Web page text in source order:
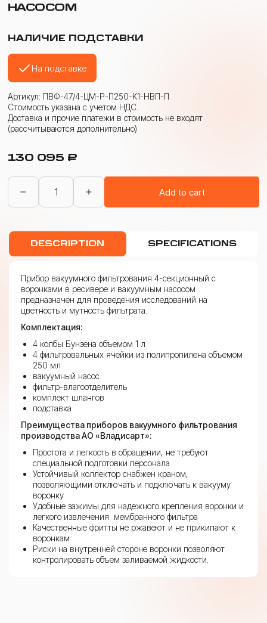
НАСОСОМ
НАЛИЧИЕ ПОДСТАВКИ
На подставке
Артикул: ПВФ-47/4-ЦМ-Р-П250-К1-НВП-П
Стоимость указана с учетом НДС.
Доставка и прочие платежи в стоимость не входят
(рассчитываются дополнительно)
130 095 ₽
ПВФ
исследований
и
мутность
4-
с
вакуумным
насосом
quantity
Add to cart
DESCRIPTION SPECIFICATIONS
Прибор вакуумного фильтрования 4-секционный с
воронками в ресивере и вакуумным насосом
предназначен для проведения исследований на
цветность и мутность фильтрата.
Комплектация:
4 колбы Бунзена объемом 1 л
4 фильтровальных ячейки из полипропилена объемом
250 мл
вакуумный насос
фильтр-влагоотделитель
комплект шлангов
подставка
Преимущества приборов вакуумного фильтрования
производства АО «Владисарт»:
Простота и легкость в обращении, не требуют
специальной подготовки персонала
Устойчивый коллектор снабжен краном,
позволяющими отключать и подключать к вакууму
воронку
Удобные зажимы для надежного крепления воронки и
легкого извлечения мембранного фильтра
Качественные фритты не ржавеют и не прикипают к
воронкам
Риски на внутренней стороне воронки позволяют
контролировать объем заливаемой жидкости.